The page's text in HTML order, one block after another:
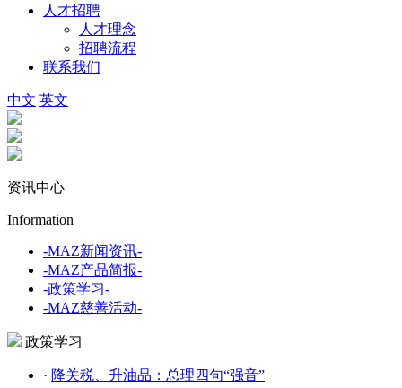
人才招聘
人才理念
招聘流程
联系我们
中文 英文
资讯中心
Information
-MAZ新闻资讯-
-MAZ产品简报-
-政策学习-
-MAZ慈善活动-
政策学习
· 降关税、升油品：总理四句“强音”